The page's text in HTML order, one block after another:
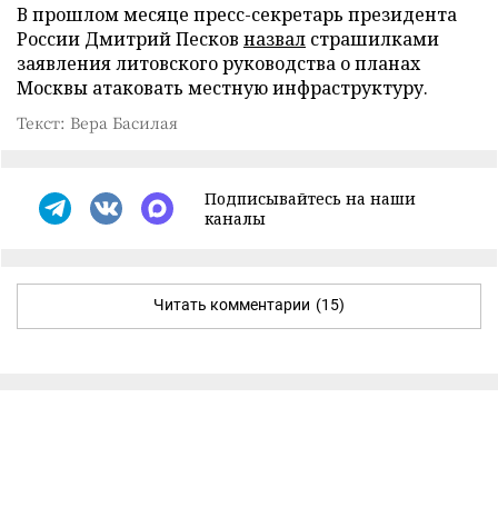
В прошлом месяце пресс-секретарь президента
России Дмитрий Песков назвал страшилками
заявления литовского руководства о планах
Москвы атаковать местную инфраструктуру.
Текст: Вера Басилая
Подписывайтесь на наши
каналы
Читать комментарии (15)